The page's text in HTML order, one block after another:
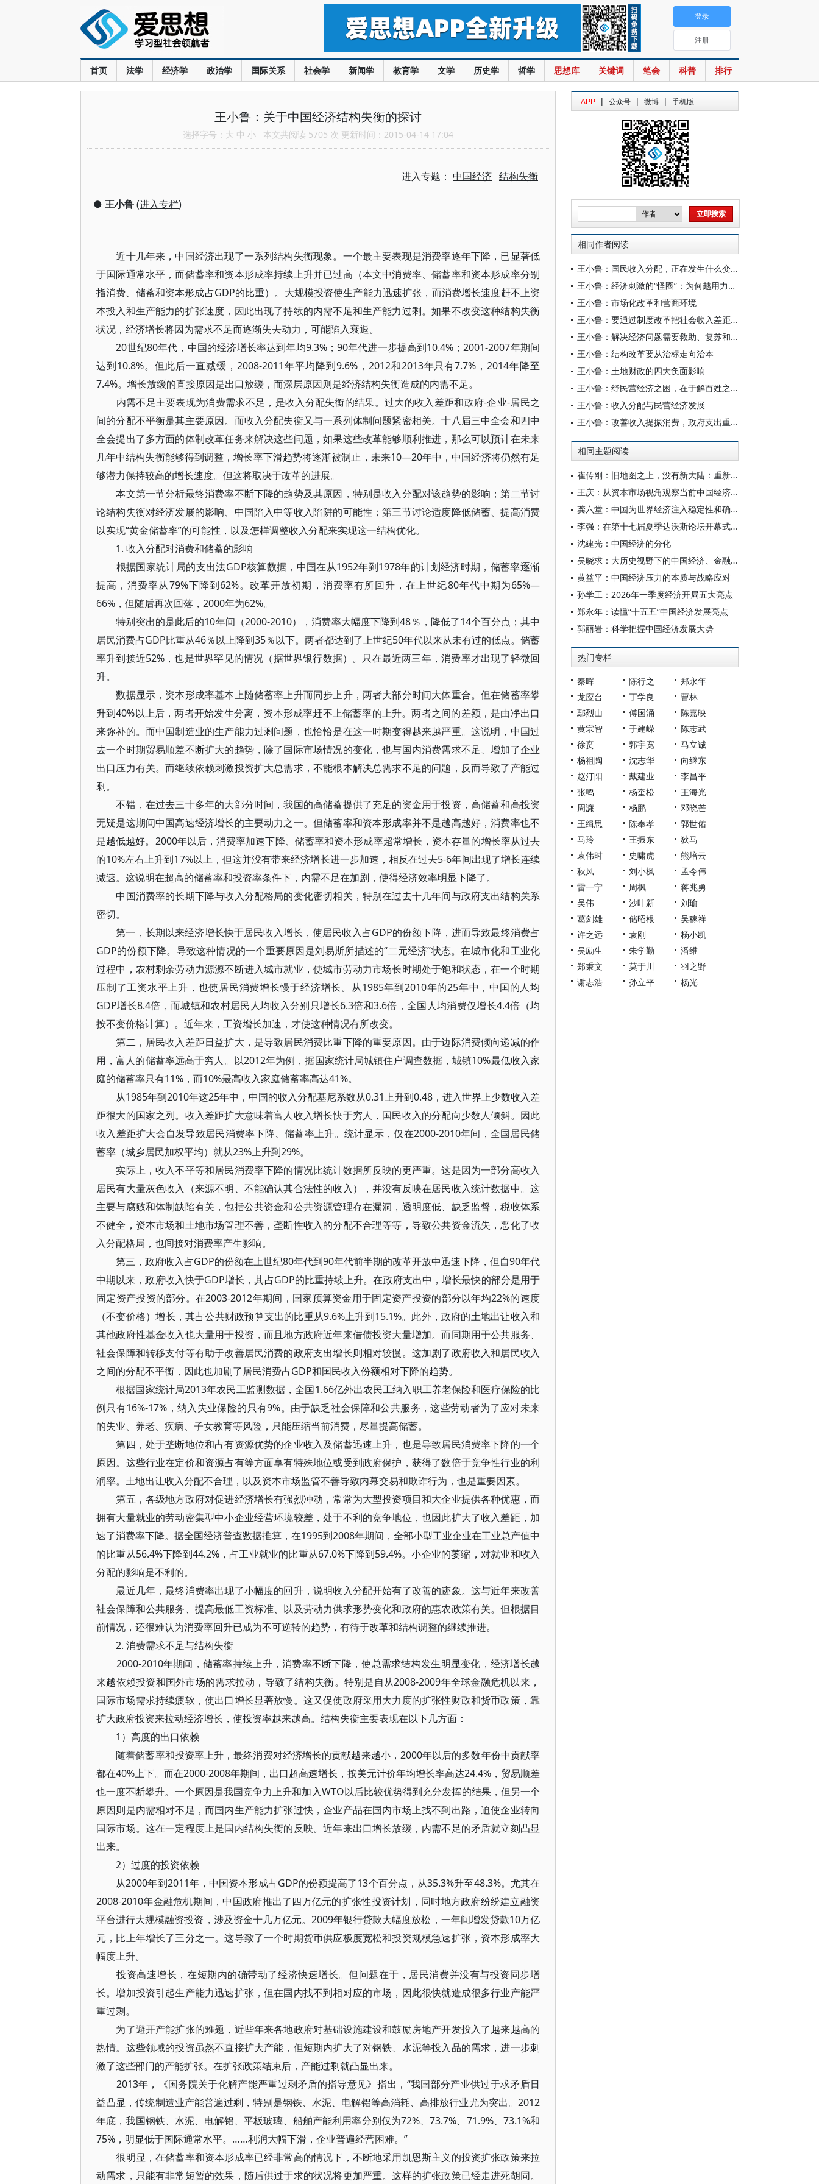
首页 法学 经济学 政治学 国际关系 社会学 新闻学 教育学 文学 历史学 哲学 思想库 关键词 笔会 科普 排行
登录
注册
王小鲁：关于中国经济结构失衡的探讨
选择字号： 大 中 小 本文共阅读 5705 次 更新时间：2015-04-14 17:04
进入专题： 中国经济 结构失衡
● 王小鲁(进入专栏)
近十几年来，中国经济出现了一系列结构失衡现象。一个最主要表现是消费率逐年下降，已显著低
于国际通常水平，而储蓄率和资本形成率持续上升并已过高（本文中消费率、储蓄率和资本形成率分别
指消费、储蓄和资本形成占GDP的比重）。大规模投资使生产能力迅速扩张，而消费增长速度赶不上资
本投入和生产能力的扩张速度，因此出现了持续的内需不足和生产能力过剩。如果不改变这种结构失衡
状况，经济增长将因为需求不足而逐渐失去动力，可能陷入衰退。
20世纪80年代，中国的经济增长率达到年均9.3%；90年代进一步提高到10.4%；2001-2007年期间
达到10.8%。但此后一直减缓，2008-2011年平均降到9.6%，2012和2013年只有7.7%，2014年降至
7.4%。增长放缓的直接原因是出口放缓，而深层原因则是经济结构失衡造成的内需不足。
内需不足主要表现为消费需求不足，是收入分配失衡的结果。过大的收入差距和政府-企业-居民之
间的分配不平衡是其主要原因。而收入分配失衡又与一系列体制问题紧密相关。十八届三中全会和四中
全会提出了多方面的体制改革任务来解决这些问题，如果这些改革能够顺利推进，那么可以预计在未来
几年中结构失衡能够得到调整，增长率下滑趋势将逐渐被制止，未来10—20年中，中国经济将仍然有足
够潜力保持较高的增长速度。但这将取决于改革的进展。
本文第一节分析最终消费率不断下降的趋势及其原因，特别是收入分配对该趋势的影响；第二节讨
论结构失衡对经济发展的影响、中国陷入中等收入陷阱的可能性；第三节讨论适度降低储蓄、提高消费
以实现“黄金储蓄率”的可能性，以及怎样调整收入分配来实现这一结构优化。
1. 收入分配对消费和储蓄的影响
根据国家统计局的支出法GDP核算数据，中国在从1952年到1978年的计划经济时期，储蓄率逐渐
提高，消费率从79%下降到62%。改革开放初期，消费率有所回升，在上世纪80年代中期为65%—
66%，但随后再次回落，2000年为62%。
特别突出的是此后的10年间（2000-2010），消费率大幅度下降到48％，降低了14个百分点；其中
居民消费占GDP比重从46％以上降到35％以下。两者都达到了上世纪50年代以来从未有过的低点。储蓄
率升到接近52%，也是世界罕见的情况（据世界银行数据）。只在最近两三年，消费率才出现了轻微回
升。
数据显示，资本形成率基本上随储蓄率上升而同步上升，两者大部分时间大体重合。但在储蓄率攀
升到40%以上后，两者开始发生分离，资本形成率赶不上储蓄率的上升。两者之间的差额，是由净出口
来弥补的。而中国制造业的生产能力过剩问题，也恰恰是在这一时期变得越来越严重。这说明，中国过
去一个时期贸易顺差不断扩大的趋势，除了国际市场情况的变化，也与国内消费需求不足、增加了企业
出口压力有关。而继续依赖刺激投资扩大总需求，不能根本解决总需求不足的问题，反而导致了产能过
剩。
不错，在过去三十多年的大部分时间，我国的高储蓄提供了充足的资金用于投资，高储蓄和高投资
无疑是这期间中国高速经济增长的主要动力之一。但储蓄率和资本形成率并不是越高越好，消费率也不
是越低越好。2000年以后，消费率加速下降、储蓄率和资本形成率超常增长，资本存量的增长率从过去
的10%左右上升到17%以上，但这并没有带来经济增长进一步加速，相反在过去5-6年间出现了增长连续
减速。这说明在超高的储蓄率和投资率条件下，内需不足在加剧，使得经济效率明显下降了。
中国消费率的长期下降与收入分配格局的变化密切相关，特别在过去十几年间与政府支出结构关系
密切。
第一，长期以来经济增长快于居民收入增长，使居民收入占GDP的份额下降，进而导致最终消费占
GDP的份额下降。导致这种情况的一个重要原因是刘易斯所描述的“二元经济”状态。在城市化和工业化
过程中，农村剩余劳动力源源不断进入城市就业，使城市劳动力市场长时期处于饱和状态，在一个时期
压制了工资水平上升，也使居民消费增长慢于经济增长。从1985年到2010年的25年中，中国的人均
GDP增长8.4倍，而城镇和农村居民人均收入分别只增长6.3倍和3.6倍，全国人均消费仅增长4.4倍（均
按不变价格计算）。近年来，工资增长加速，才使这种情况有所改变。
第二，居民收入差距日益扩大，是导致居民消费比重下降的重要原因。由于边际消费倾向递减的作
用，富人的储蓄率远高于穷人。以2012年为例，据国家统计局城镇住户调查数据，城镇10%最低收入家
庭的储蓄率只有11%，而10%最高收入家庭储蓄率高达41%。
从1985年到2010年这25年中，中国的收入分配基尼系数从0.31上升到0.48，进入世界上少数收入差
距很大的国家之列。收入差距扩大意味着富人收入增长快于穷人，国民收入的分配向少数人倾斜。因此
收入差距扩大会自发导致居民消费率下降、储蓄率上升。统计显示，仅在2000-2010年间，全国居民储
蓄率（城乡居民加权平均）就从23%上升到29%。
实际上，收入不平等和居民消费率下降的情况比统计数据所反映的更严重。这是因为一部分高收入
居民有大量灰色收入（来源不明、不能确认其合法性的收入），并没有反映在居民收入统计数据中。这
主要与腐败和体制缺陷有关，包括公共资金和公共资源管理存在漏洞，透明度低、缺乏监督，税收体系
不健全，资本市场和土地市场管理不善，垄断性收入的分配不合理等等，导致公共资金流失，恶化了收
入分配格局，也间接对消费率产生影响。
第三，政府收入占GDP的份额在上世纪80年代到90年代前半期的改革开放中迅速下降，但自90年代
中期以来，政府收入快于GDP增长，其占GDP的比重持续上升。在政府支出中，增长最快的部分是用于
固定资产投资的部分。在2003-2012年期间，国家预算资金用于固定资产投资的部分以年均22%的速度
（不变价格）增长，其占公共财政预算支出的比重从9.6%上升到15.1%。此外，政府的土地出让收入和
其他政府性基金收入也大量用于投资，而且地方政府近年来借债投资大量增加。而同期用于公共服务、
社会保障和转移支付等有助于改善居民消费的政府支出增长则相对较慢。这加剧了政府收入和居民收入
之间的分配不平衡，因此也加剧了居民消费占GDP和国民收入份额相对下降的趋势。
根据国家统计局2013年农民工监测数据，全国1.66亿外出农民工纳入职工养老保险和医疗保险的比
例只有16%-17%，纳入失业保险的只有9%。由于缺乏社会保障和公共服务，这些劳动者为了应对未来
的失业、养老、疾病、子女教育等风险，只能压缩当前消费，尽量提高储蓄。
第四，处于垄断地位和占有资源优势的企业收入及储蓄迅速上升，也是导致居民消费率下降的一个
原因。这些行业在定价和资源占有等方面享有特殊地位或受到政府保护，获得了数倍于竞争性行业的利
润率。土地出让收入分配不合理，以及资本市场监管不善导致内幕交易和欺诈行为，也是重要因素。
第五，各级地方政府对促进经济增长有强烈冲动，常常为大型投资项目和大企业提供各种优惠，而
拥有大量就业的劳动密集型中小企业经营环境较差，处于不利的竞争地位，也因此扩大了收入差距，加
速了消费率下降。据全国经济普查数据推算，在1995到2008年期间，全部小型工业企业在工业总产值中
的比重从56.4%下降到44.2%，占工业就业的比重从67.0%下降到59.4%。小企业的萎缩，对就业和收入
分配的影响是不利的。
最近几年，最终消费率出现了小幅度的回升，说明收入分配开始有了改善的迹象。这与近年来改善
社会保障和公共服务、提高最低工资标准、以及劳动力供求形势变化和政府的惠农政策有关。但根据目
前情况，还很难认为消费率回升已成为不可逆转的趋势，有待于改革和结构调整的继续推进。
2. 消费需求不足与结构失衡
2000-2010年期间，储蓄率持续上升，消费率不断下降，使总需求结构发生明显变化，经济增长越
来越依赖投资和国外市场的需求拉动，导致了结构失衡。特别是自从2008-2009年全球金融危机以来，
国际市场需求持续疲软，使出口增长显著放慢。这又促使政府采用大力度的扩张性财政和货币政策，靠
扩大政府投资来拉动经济增长，使投资率越来越高。结构失衡主要表现在以下几方面：
1）高度的出口依赖
随着储蓄率和投资率上升，最终消费对经济增长的贡献越来越小，2000年以后的多数年份中贡献率
都在40%上下。而在2000-2008年期间，出口超高速增长，按美元计价年均增长率高达24.4%，贸易顺差
也一度不断攀升。一个原因是我国竞争力上升和加入WTO以后比较优势得到充分发挥的结果，但另一个
原因则是内需相对不足，而国内生产能力扩张过快，企业产品在国内市场上找不到出路，迫使企业转向
国际市场。这在一定程度上是国内结构失衡的反映。近年来出口增长放缓，内需不足的矛盾就立刻凸显
出来。
2）过度的投资依赖
从2000年到2011年，中国资本形成占GDP的份额提高了13个百分点，从35.3%升至48.3%。尤其在
2008-2010年金融危机期间，中国政府推出了四万亿元的扩张性投资计划，同时地方政府纷纷建立融资
平台进行大规模融资投资，涉及资金十几万亿元。2009年银行贷款大幅度放松，一年间增发贷款10万亿
元，比上年增长了三分之一。这导致了一个时期货币供应极度宽松和投资规模急速扩张，资本形成率大
幅度上升。
投资高速增长，在短期内的确带动了经济快速增长。但问题在于，居民消费并没有与投资同步增
长。增加投资引起生产能力迅速扩张，但在国内找不到相对应的市场，因此很快就造成很多行业产能严
重过剩。
为了避开产能扩张的难题，近些年来各地政府对基础设施建设和鼓励房地产开发投入了越来越高的
热情。这些领域的投资虽然不直接扩大产能，但短期内扩大了对钢铁、水泥等投入品的需求，进一步刺
激了这些部门的产能扩张。在扩张政策结束后，产能过剩就凸显出来。
2013年，《国务院关于化解产能严重过剩矛盾的指导意见》指出，“我国部分产业供过于求矛盾日
益凸显，传统制造业产能普遍过剩，特别是钢铁、水泥、电解铝等高消耗、高排放行业尤为突出。2012
年底，我国钢铁、水泥、电解铝、平板玻璃、船舶产能利用率分别仅为72%、73.7%、71.9%、73.1%和
75%，明显低于国际通常水平。……利润大幅下滑，企业普遍经营困难。”
很明显，在储蓄率和资本形成率已经非常高的情况下，不断地采用凯恩斯主义的投资扩张政策来拉
动需求，只能有非常短暂的效果，随后供过于求的状况将更加严重。这样的扩张政策已经走进死胡同。
APP | 公众号 | 微博 | 手机版
相同作者阅读
王小鲁：国民收入分配，正在发生什么变化？
王小鲁：经济刺激的“怪圈”：为何越用力，市场越疲软？
王小鲁：市场化改革和营商环境
王小鲁：要通过制度改革把社会收入差距限制在适当范围内
王小鲁：解决经济问题需要救助、复苏和改革
王小鲁：结构改革要从治标走向治本
王小鲁：土地财政的四大负面影响
王小鲁：纾民营经济之困，在于解百姓之急
王小鲁：收入分配与民营经济发展
王小鲁：改善收入提振消费，政府支出重点急需放在民生上
相同主题阅读
崔传刚：旧地图之上，没有新大陆：重新理解中国经济的范式跃迁
王庆：从资本市场视角观察当前中国经济的结构特征
龚六堂：中国为世界经济注入稳定性和确定性
李强：在第十七届夏季达沃斯论坛开幕式上的致辞
沈建光：中国经济的分化
吴晓求：大历史视野下的中国经济、金融和资本市场
黄益平：中国经济压力的本质与战略应对
孙学工：2026年一季度经济开局五大亮点
郑永年：读懂“十五五”中国经济发展亮点
郭丽岩：科学把握中国经济发展大势
热门专栏
秦晖 陈行之
郑永年
龙应台
丁学良
曹林
鄢烈山
傅国涌
陈嘉映
黄宗智
于建嵘
陈志武
徐贲
郭宇宽
马立诚
杨祖陶
沈志华
向继东
赵汀阳
戴建业
李昌平
张鸣
杨奎松
王海光
周濂
杨鹏
邓晓芒
王缉思
陈奉孝
郭世佑
马玲
王振东
狄马
袁伟时
史啸虎
熊培云
秋风
刘小枫
孟令伟
雷一宁
周枫
蒋兆勇
吴伟
沙叶新
刘瑜
葛剑雄
储昭根
吴稼祥
许之远
袁刚
杨小凯
吴励生
朱学勤
潘维
郑秉文
莫于川
羽之野
谢志浩
孙立平 杨光